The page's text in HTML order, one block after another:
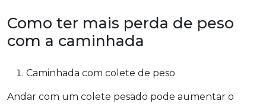
Como ter mais perda de peso
com a caminhada
Caminhada com colete de peso
Andar com um colete pesado pode aumentar o